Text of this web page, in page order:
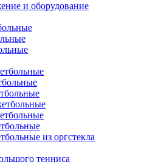
и оборудование
из оргстекла
тенниса